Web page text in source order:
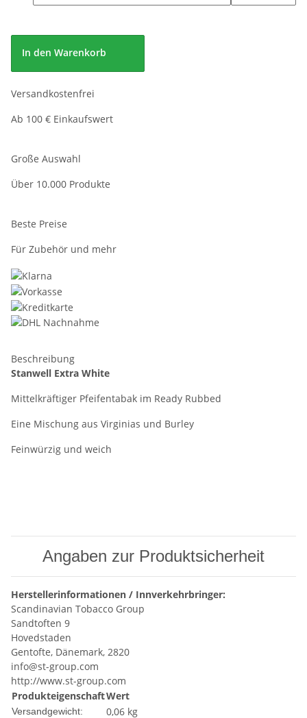
In den Warenkorb
Versandkostenfrei
Ab 100 € Einkaufswert
Große Auswahl
Über 10.000 Produkte
Beste Preise
Für Zubehör und mehr
Beschreibung
Stanwell Extra White
Mittelkräftiger Pfeifentabak im Ready Rubbed
Eine Mischung aus Virginias und Burley
Feinwürzig und weich
Angaben zur Produktsicherheit
Herstellerinformationen / Innverkehrbringer:
Scandinavian Tobacco Group
Sandtoften 9
Hovedstaden
Gentofte, Dänemark, 2820
info@st-group.com
http://www.st-group.com
ProdukteigenschaftWert
Versandgewicht: 0,06 kg